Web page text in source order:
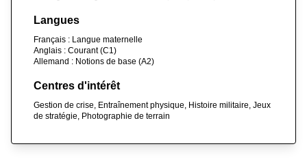
Langues
Français : Langue maternelle
Anglais : Courant (C1)
Allemand : Notions de base (A2)
Centres d'intérêt
Gestion de crise, Entraînement physique, Histoire militaire, Jeux
de stratégie, Photographie de terrain